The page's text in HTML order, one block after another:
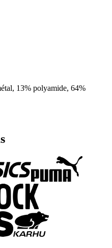
13% polyamide, 64%